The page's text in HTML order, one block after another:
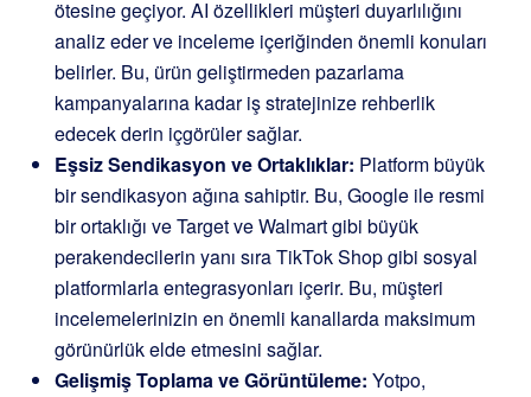
ötesine geçiyor. AI özellikleri müşteri duyarlılığını
analiz eder ve inceleme içeriğinden önemli konuları
belirler. Bu, ürün geliştirmeden pazarlama
kampanyalarına kadar iş stratejinize rehberlik
edecek derin içgörüler sağlar.
Eşsiz Sendikasyon ve Ortaklıklar: Platform büyük
bir sendikasyon ağına sahiptir. Bu, Google ile resmi
bir ortaklığı ve Target ve Walmart gibi büyük
perakendecilerin yanı sıra TikTok Shop gibi sosyal
platformlarla entegrasyonları içerir. Bu, müşteri
incelemelerinizin en önemli kanallarda maksimum
görünürlük elde etmesini sağlar.
Gelişmiş Toplama ve Görüntüleme: Yotpo,